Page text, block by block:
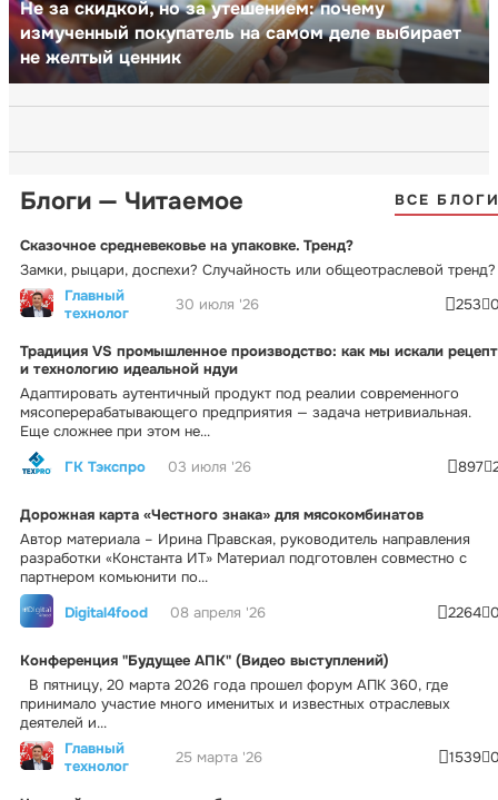
Не за скидкой, но за утешением: почему
измученный покупатель на самом деле выбирает
не желтый ценник
Блоги — Читаемое ВСЕ
Сказочное средневековье на упаковке. Тренд?
Замки, рыцари, доспехи? Случайность или общеотраслевой тренд?
Главный
технолог
30 июля '26 253
Традиция VS промышленное производство: как мы искали рецепт
и технологию идеальной ндуи
Адаптировать аутентичный продукт под реалии современного
мясоперерабатывающего предприятия — задача нетривиальная.
Еще сложнее при этом не...
ГК Тэкспро
03 июля '26 897
Дорожная карта «Честного знака» для мясокомбинатов
Автор материала – Ирина Правская, руководитель направления
разработки «Константа ИТ» Материал подготовлен совместно с
партнером комьюнити по...
Digital4food
08 апреля '26 2264
Конференция "Будущее АПК" (Видео выступлений)
В пятницу, 20 марта 2026 года прошел форум АПК 360, где
принимало участие много именитых и известных отраслевых
деятелей и...
Главный
технолог
25 марта '26 1539